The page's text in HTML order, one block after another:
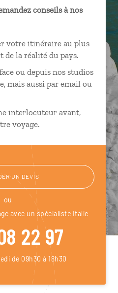
conseils à nos
votre itinéraire au plus
de la réalité du pays.
ou depuis nos studios
mais aussi par email ou
interlocuteur avant,
voyage.
UN DEVIS
ou
avec un spécialiste Italie
22 97
de 09h30 à 18h30